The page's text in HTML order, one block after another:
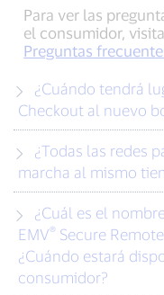
Para ver las
el consumidor, visita
Preguntas
Checkout al nuevo
marcha al mismo
EMV® Secure
¿Cuándo estará
consumidor?